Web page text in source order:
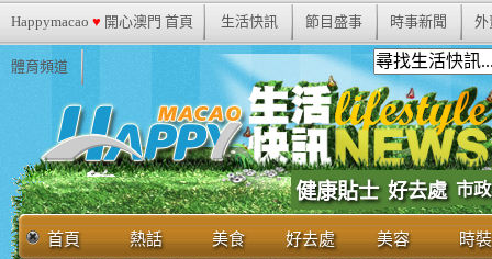
Happymacao ♥ 開心澳門 首頁 生活快訊 節目盛事 時事新聞 外
體育頻道
健康貼士 好去處 市
首頁 熱話 美食 好去處 美容 時裝